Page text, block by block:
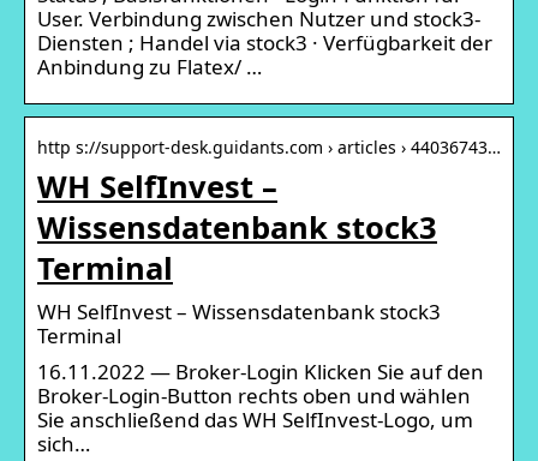
User. Verbindung zwischen Nutzer und stock3-
Diensten ; Handel via stock3 · Verfügbarkeit der
Anbindung zu Flatex/ …
http s://support-desk.guidants.com › articles › 44036743…
WH SelfInvest –
Wissensdatenbank stock3
Terminal
WH SelfInvest – Wissensdatenbank stock3
Terminal
16.11.2022 — Broker-Login Klicken Sie auf den
Broker-Login-Button rechts oben und wählen
Sie anschließend das WH SelfInvest-Logo, um
sich…